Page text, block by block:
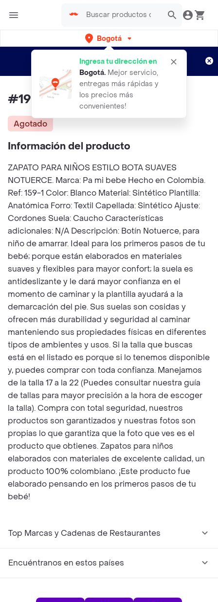
Bogotá
Ingresa tu dirección en
Bogotá. Mejor servicio,
entregas más rápidas y
los precios más
convenientes!
envíos gratis por semanas
Aplican TyC
#19 Notuerce Botín Niños
Agotado
Información del producto
ZAPATO PARA NIÑOS ESTILO BOTA SUAVES
NOTUERCE. Marca: Pa mi bebe Hecho en Colombia.
Ref: 159-1 Color: Blanco Material: Sintético Plantilla:
Anatómica Forro: Textil Capellada: Sintético Ajuste:
Cordones Suela: Caucho Características
adicionales: N/A Descripción: Botín Notuerce, para
niño de amarrar. Ideal para los primeros pasos de tu
bebé; porque están elaborados en materiales
suaves y flexibles para mayor confort; la suela es
antideslizante y le dará mayor confianza en el
momento de caminar y la plantilla ayudará a la
demarcación del pie. Sus suelas son cosidas y
ofrecen más durabilidad y seguridad al caminar
manteniendo sus propiedades físicas en diferentes
tipos de ambientes y usos. Si la talla que buscas
está en el listado es porque si lo tenemos disponible
y, puedes comprar con toda confianza. Manejamos
de la talla 17 a la 22 (Puedes consultar nuestra guía
de tallas para mayor precisión a la hora de escoger
la talla). Compra con total seguridad, nuestros
productos son garantizados y nuestras fotos son
propias lo que garantiza que la foto que ves es el
producto que obtienes. Zapatos para niños
elaborados con materiales de excelente calidad, un
producto 100% colombiano. ¡Este producto fue
elaborado pensando en los primeros pasos de tu
bebé!
Top Marcas y Cadenas de Restaurantes
Encuéntranos en estos países